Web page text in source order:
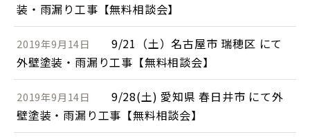
装・雨漏り工事【無料相談会】
2019年9月14日
9/21（土）名古屋市 瑞穂区 にて
外壁塗装・雨漏り工事【無料相談会】
2019年9月14日
9/28(土) 愛知県 春日井市 にて外
壁塗装・雨漏り工事【無料相談会】